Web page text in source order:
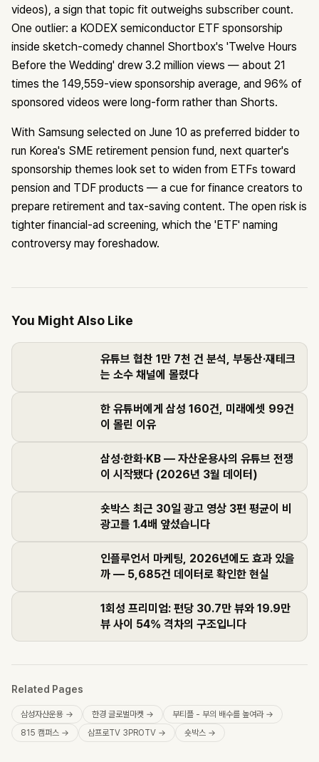
videos), a sign that topic fit outweighs subscriber count.
One outlier: a KODEX semiconductor ETF sponsorship
inside sketch-comedy channel Shortbox's 'Twelve Hours
Before the Wedding' drew 3.2 million views — about 21
times the 149,559-view sponsorship average, and 96% of
sponsored videos were long-form rather than Shorts.
With Samsung selected on June 10 as preferred bidder to
run Korea's SME retirement pension fund, next quarter's
sponsorship themes look set to widen from ETFs toward
pension and TDF products — a cue for finance creators to
prepare retirement and tax-saving content. The open risk is
tighter financial-ad screening, which the 'ETF' naming
controversy may foreshadow.
You Might Also Like
유튜브 협찬 1만 7천 건 분석, 부동산·재테크
는 소수 채널에 몰렸다
한 유튜버에게 삼성 160건, 미래에셋 99건
이 몰린 이유
삼성·한화·KB — 자산운용사의 유튜브 전쟁
이 시작됐다 (2026년 3월 데이터)
숏박스 최근 30일 광고 영상 3편 평균이 비
광고를 1.4배 앞섰습니다
인플루언서 마케팅, 2026년에도 효과 있을
까 — 5,685건 데이터로 확인한 현실
1회성 프리미엄: 편당 30.7만 뷰와 19.9만
뷰 사이 54% 격차의 구조입니다
Related Pages
삼성자산운용 → 한경 글로벌마켓 → 부티플 - 부의 배수를 높여라→
815 캠퍼스 → 삼프로TV 3PROTV → 숏박스 →